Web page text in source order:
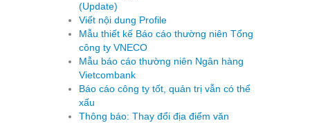
(Update)
Viết nội dung Profile
Mẫu thiết kế Báo cáo thường niên Tổng
công ty VNECO
Mẫu báo cáo thường niên Ngân hàng
Vietcombank
Báo cáo công ty tốt, quản trị vẫn có thể
xấu
Thông báo: Thay đổi địa điểm văn